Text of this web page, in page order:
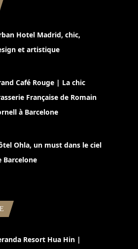
Hotel Madrid, chic,
et artistique
Café Rouge | La chic
Française de Romain
à Barcelone
Ohla, un must dans le ciel
Barcelone
Resort Hua Hin |